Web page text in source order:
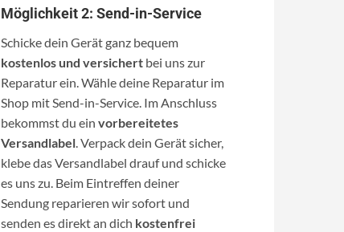
Möglichkeit 2: Send-in-Service
Schicke dein Gerät ganz bequem
kostenlos und versichert bei uns zur
Reparatur ein. Wähle deine Reparatur im
Shop mit Send-in-Service. Im Anschluss
bekommst du ein vorbereitetes
Versandlabel. Verpack dein Gerät sicher,
klebe das Versandlabel drauf und schicke
es uns zu. Beim Eintreffen deiner
Sendung reparieren wir sofort und
senden es direkt an dich kostenfrei